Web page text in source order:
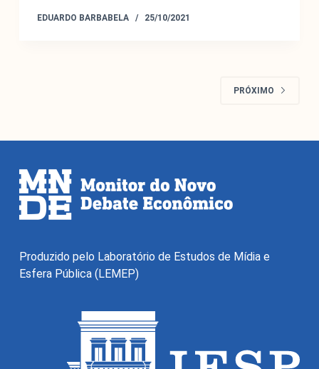
EDUARDO BARBABELA 25/10/2021
PRÓXIMO
Produzido pelo Laboratório de Estudos de Mídia e
Esfera Pública (LEMEP)